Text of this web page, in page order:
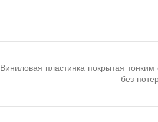
Виниловая пластинка покрытая
без